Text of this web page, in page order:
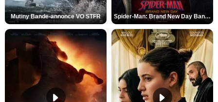
Mutiny Bande-annonce VO STFR Spider-Man: Brand New Day Bande-annonce VO STFR